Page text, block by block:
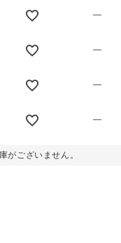
—
—
—
—
がございません。